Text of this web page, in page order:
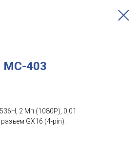
MC-403
2 Mп (1080P), 0,01
GX16 (4-pin).